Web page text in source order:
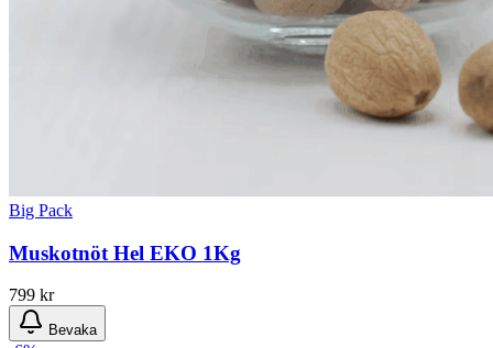
Big Pack
Muskotnöt Hel EKO 1Kg
799 kr
Bevaka